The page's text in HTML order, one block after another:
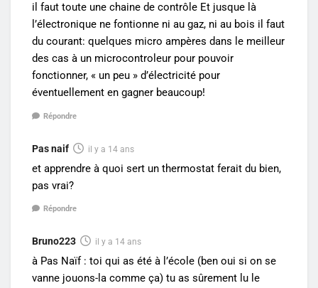
il faut toute une chaine de contrôle Et jusque là
l’électronique ne fontionne ni au gaz, ni au bois il faut
du courant: quelques micro ampères dans le meilleur
des cas à un microcontroleur pour pouvoir
fonctionner, « un peu » d’électricité pour
éventuellement en gagner beaucoup!
Répondre
Pas naif il y a 14 ans
et apprendre à quoi sert un thermostat ferait du bien,
pas vrai?
Répondre
Bruno223 il y a 14 ans
à Pas Naïf : toi qui as été à l’école (ben oui si on se
vanne jouons-la comme ça) tu as sûrement lu le